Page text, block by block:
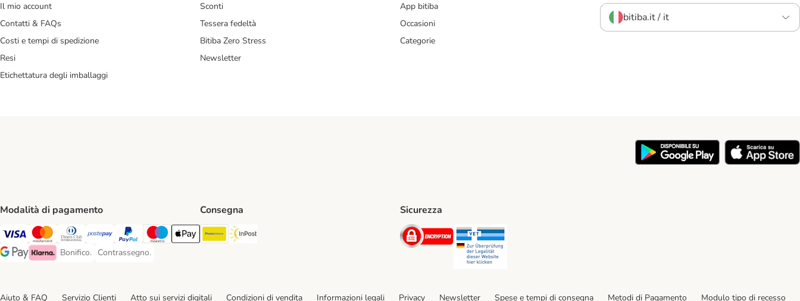
Il mio account
Contatti & FAQs
Costi e tempi di spedizione
Resi
Etichettatura degli imballaggi
Sconti
Tessera fedeltà
Bitiba Zero Stress
Newsletter
App bitiba
Occasioni
Categorie
bitiba.it / it
Modalità di pagamento
Visa. Payment Method
Mastercard. Payment Method
Diners Club. Payment Method
Postepay. Payment Method
PayPal. Payment Method
Maestro. Payment Method
Apple pay. Payment Method
Google Pay Payment Method
Klarna Payment Method
Bonifico.
Bonifico. Payment Method
Contrassegno.
Contrassegno. Payment Method
Consegna
Poste Italiane. Shipping Method
Sicurezza
Security
Aiuto & FAQ Servizio Clienti Atto sui servizi digitali Condizioni di vendita Informazioni legali Privacy Newsletter Spese e tempi di consegna Metodi di Pagamento Modulo tipo di recesso